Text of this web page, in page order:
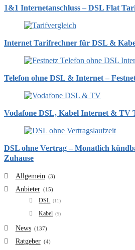
1&1 Internetanschluss – DSL Flat
Internet Tarifrechner für DSL &
Telefon ohne DSL & Internet –
Vodafone DSL, Kabel Internet & TV
DSL ohne Vertrag – Monatlich
Zuhause
Allgemein (3)
Anbieter (15)
DSL (11)
Kabel (5)
News (137)
Ratgeber (4)